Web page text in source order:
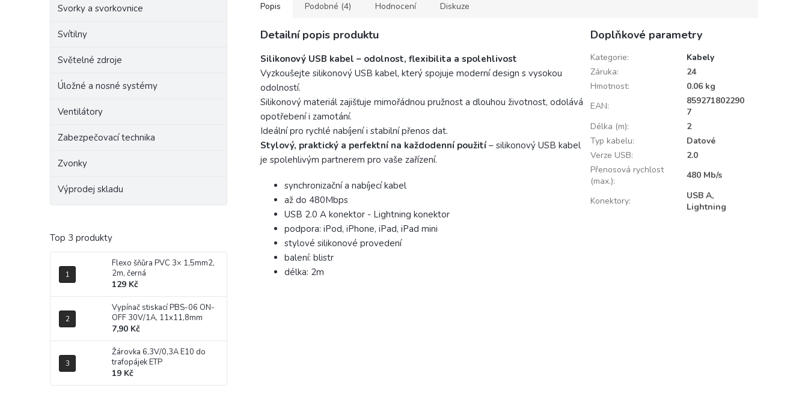
Svorky a svorkovnice
Svítilny
Světelné zdroje
Úložné a nosné systémy
Ventilátory
Zabezpečovací technika
Zvonky
Výprodej skladu
Top 3 produkty
Flexo šňůra PVC 3× 1,5mm2,
2m, černá
129 Kč
Vypínač stiskací PBS-06 ON-
OFF 30V/1A, 11x11,8mm
7,90 Kč
Žárovka 6,3V/0,3A E10 do
trafopájek ETP
19 Kč
Popis Podobné (4) Hodnocení Diskuze
Detailní popis produktu
Silikonový USB kabel – odolnost, flexibilita a spolehlivost
Vyzkoušejte silikonový USB kabel, který spojuje moderní design s vysokou
odolností.
Silikonový materiál zajišťuje mimořádnou pružnost a dlouhou životnost, odolává
opotřebení i zamotání.
Ideální pro rychlé nabíjení i stabilní přenos dat.
Stylový, praktický a perfektní na každodenní použití – silikonový USB kabel
je spolehlivým partnerem pro vaše zařízení.
synchronizační a nabíjecí kabel
až do 480Mbps
USB 2.0 A konektor - Lightning konektor
podpora: iPod, iPhone, iPad, iPad mini
stylové silikonové provedení
balení: blistr
délka: 2m
Doplňkové parametry
Kategorie:
Kabely
Záruka:
24
Hmotnost:
0.06 kg
EAN:
859271802290
7
Délka (m):
2
Typ kabelu:
Datové
Verze USB:
2.0
Přenosová rychlost
(max.):
480 Mb/s
Konektory:
USB A,
Lightning